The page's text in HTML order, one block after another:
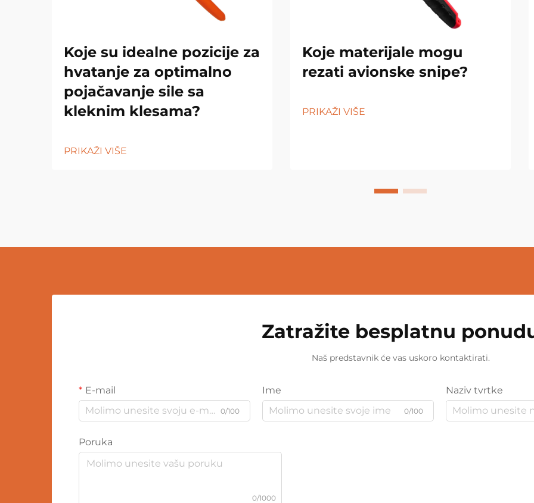
Koje su idealne pozicije za
hvatanje za optimalno
pojačavanje sile sa
kleknim klesama?
PRIKAŽI VIŠE
Koje materijale mogu
rezati avionske snipe?
PRIKAŽI VIŠE
Zatražite besplatnu
Naš predstavnik će vas uskoro kontaktirati.
E-mail
0/100
Ime
0/100
Naziv tvrtke
Poruka
0/1000